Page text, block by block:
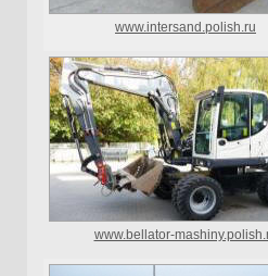
www.intersand.polish.ru
www.bellator-